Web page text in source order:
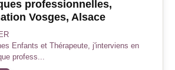
professionnelles,
Vosges, Alsace
Enfants et Thérapeute, j'interviens en
profess...